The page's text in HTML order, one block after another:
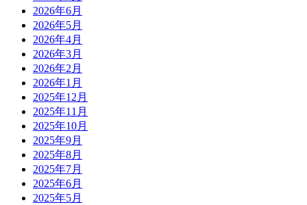
2026年6月
2026年5月
2026年4月
2026年3月
2026年2月
2026年1月
2025年12月
2025年11月
2025年10月
2025年9月
2025年8月
2025年7月
2025年6月
2025年5月